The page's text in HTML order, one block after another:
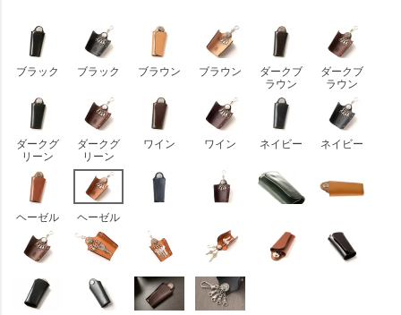
ブラック ブラック ブラウン ブラウン
ダークブ
ラウン
ダークブ
ラウン
ダークグ
リーン
ダークグ
リーン
ワイン ワイン ネイビー ネイビー
ヘーゼル ヘーゼル